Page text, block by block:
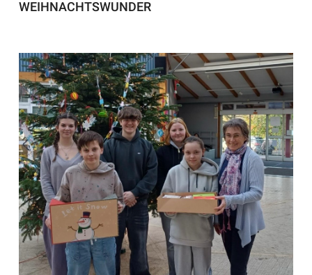
WEIHNACHTSWUNDER